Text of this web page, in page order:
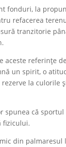
fonduri, la
refacerea
tranzitorie
aceste referințe
un spirit, o
la culorile
spunea că sportul
fizicului.
din palmaresul